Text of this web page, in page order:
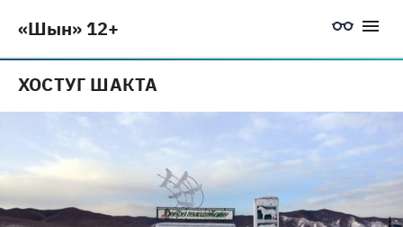
«Шын» 12+
ХОСТУГ ШАКТА